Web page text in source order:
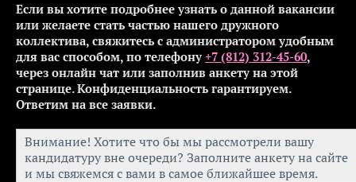
Если вы хотите подробнее узнать о данной вакансии
или желаете стать частью нашего дружного
коллектива, свяжитесь с администратором удобным
для вас способом, по телефону +7 (812) 312-45-60,
через онлайн чат или заполнив анкету на этой
странице. Конфиденциальность гарантируем.
Ответим на все заявки.
Внимание! Хотите что бы мы рассмотрели вашу
кандидатуру вне очереди? Заполните анкету на сайте
и мы свяжемся с вами в самое ближайшее время.